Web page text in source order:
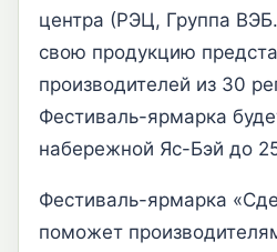
центра (РЭЦ, Группа
свою продукцию
производителей из 30
Фестиваль-ярмарка
набережной Яс-Бэй до
Фестиваль-ярмарка
поможет